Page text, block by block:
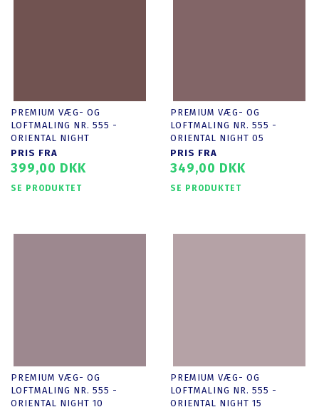
PREMIUM VÆG- OG
LOFTMALING NR. 555 -
ORIENTAL NIGHT
PRIS FRA
399,00 DKK
SE PRODUKTET
PREMIUM VÆG- OG
LOFTMALING NR. 555 -
ORIENTAL NIGHT 05
PRIS FRA
349,00 DKK
SE PRODUKTET
PREMIUM VÆG- OG
LOFTMALING NR. 555 -
ORIENTAL NIGHT 10
PREMIUM VÆG- OG
LOFTMALING NR. 555 -
ORIENTAL NIGHT 15